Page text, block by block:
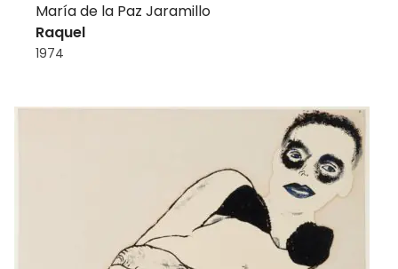
María de la Paz Jaramillo
Raquel
1974